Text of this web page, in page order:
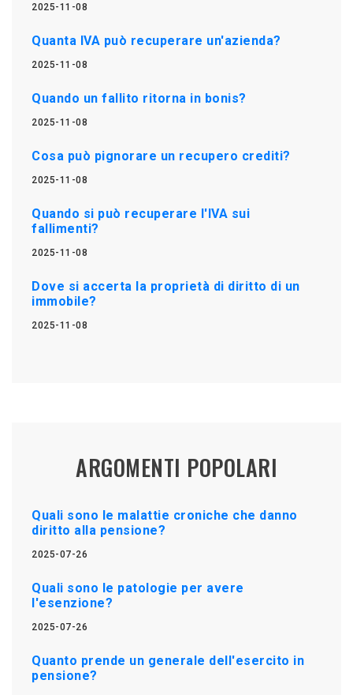
2025-11-08
Quanta IVA può recuperare un'azienda?
2025-11-08
Quando un fallito ritorna in bonis?
2025-11-08
Cosa può pignorare un recupero crediti?
2025-11-08
Quando si può recuperare l'IVA sui
fallimenti?
2025-11-08
Dove si accerta la proprietà di diritto di un
immobile?
2025-11-08
ARGOMENTI POPOLARI
Quali sono le malattie croniche che danno
diritto alla pensione?
2025-07-26
Quali sono le patologie per avere
l'esenzione?
2025-07-26
Quanto prende un generale dell'esercito in
pensione?